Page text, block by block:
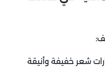
شعر خفيفة وأنيقة